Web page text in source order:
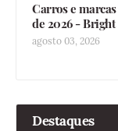
Carros e
de 2026 -
agosto 03, 2026
Destaques